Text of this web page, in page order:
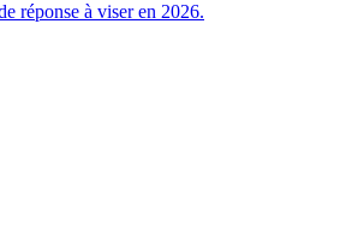
réponse à viser en 2026.